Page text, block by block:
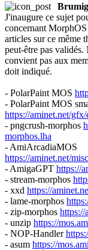
J'inaugure ce sujet
concernant
articles sur ce même
peut-être pas
convient pas aux
doit indiqué.
- PolarPaint MOS
- PolarPaint MOS
https://aminet.net/
- pngcrush-morphos
morphos.lha
- AmiArcadiaMOS
https://aminet.net/
- AmigaGPT https://
- stream-morphos
- xxd https://
- lame-morphos
- zip-morphos https://
- unzip https://
- NOP-Handler
- asum https://